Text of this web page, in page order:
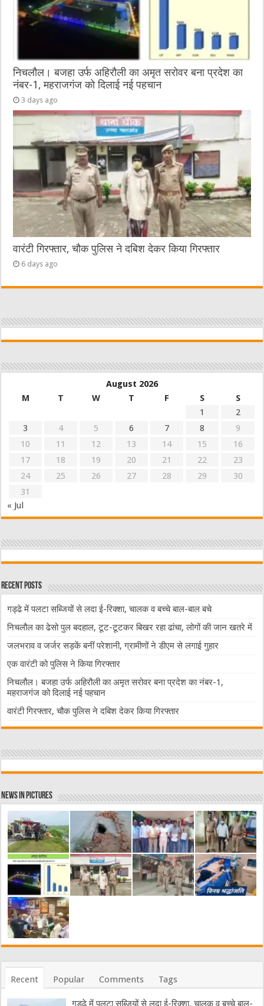
निचलौल। बजहा उर्फ अहिरौली का अमृत सरोवर बना प्रदेश का
नंबर-1, महराजगंज को दिलाई नई पहचान
3 days ago
वारंटी गिरफ्तार, चौक पुलिस ने दबिश देकर किया गिरफ्तार
6 days ago
August 2026
M
T W T F S
S
1
2
3
4 5 6 7 8
9
10
11 12 13 14 15
16
17
18 19 20 21 22
23
24
25 26 27 28 29
30
31
« Jul
Recent Posts
गड्ढे में पलटा सब्जियों से लदा ई-रिक्शा, चालक व बच्चे बाल-बाल बचे
निचलौल का ढेसो पुल बदहाल, टूट-टूटकर बिखर रहा ढांचा, लोगों की जान खतरे में
जलभराव व जर्जर सड़कें बनीं परेशानी, ग्रामीणों ने डीएम से लगाई गुहार
एक वारंटी को पुलिस ने किया गिरफ्तार
निचलौल। बजहा उर्फ अहिरौली का अमृत सरोवर बना प्रदेश का नंबर-1,
महराजगंज को दिलाई नई पहचान
वारंटी गिरफ्तार, चौक पुलिस ने दबिश देकर किया गिरफ्तार
News in Pictures
Recent Popular Comments Tags